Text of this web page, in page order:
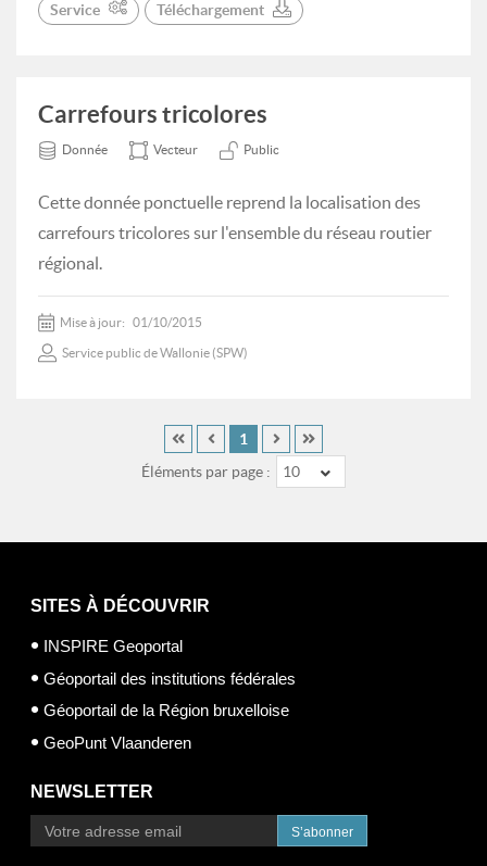
Service Téléchargement
Carrefours tricolores
Donnée Vecteur Public
Cette donnée ponctuelle reprend la localisation des
carrefours tricolores sur l'ensemble du réseau routier
régional.
Mise à jour: 01/10/2015
Service public de Wallonie (SPW)
Éléments par page : 10
1
SITES À DÉCOUVRIR
INSPIRE Geoportal
Géoportail des institutions fédérales
Géoportail de la Région bruxelloise
GeoPunt Vlaanderen
NEWSLETTER
S’abonner